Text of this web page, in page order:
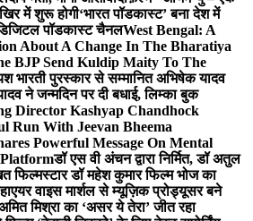
में शुरू होगी‘भारत पॉडकास्ट’ बना देश में
पॉडकास्ट चैनलWest Bengal: A
About A Change In The Bharatiya
BJP Send Kuldip Maity To The
भारती पुरस्कार से सम्मानित अभिषेक यादव
ने जन्मदिन पर दी बधाई, लिम्का बुक
Director Kashyap Chandhock
Run With Jeevan Bheema
Powerful Message On Mental
डॉ एस वी अंचन द्वारा निर्मित, डॉ अतुल
फिल्मस्टार डॉ महेश कुमार फिल्म भोज का
एयर वाइस मार्शल से म्यूज़िक प्रोड्यूसर बने
मिश्रा का ‘असर ये तेरा’ जीत रहा